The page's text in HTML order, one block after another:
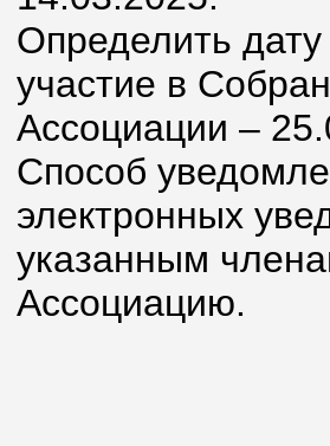
Определить
участие в
Ассоциации –
Способ
электронных
указанным
Ассоциацию.